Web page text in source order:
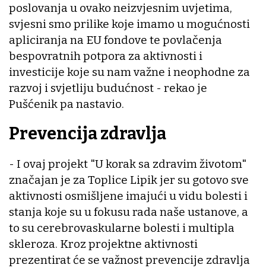
poslovanja u ovako neizvjesnim uvjetima,
svjesni smo prilike koje imamo u mogućnosti
apliciranja na EU fondove te povlačenja
bespovratnih potpora za aktivnosti i
investicije koje su nam važne i neophodne za
razvoj i svjetliju budućnost - rekao je
Pušćenik pa nastavio.
Prevencija zdravlja
- I ovaj projekt "U korak sa zdravim životom"
značajan je za Toplice Lipik jer su gotovo sve
aktivnosti osmišljene imajući u vidu bolesti i
stanja koje su u fokusu rada naše ustanove, a
to su cerebrovaskularne bolesti i multipla
skleroza. Kroz projektne aktivnosti
prezentirat će se važnost prevencije zdravlja